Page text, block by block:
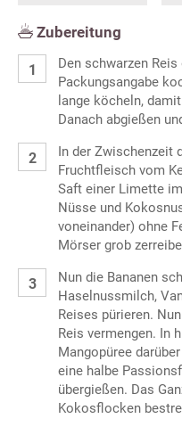
Zubereitung
Den schwarzen
Packungsangabe
lange köcheln,
Danach abgießen
In der Zwischenzeit
Fruchtfleisch vom
Saft einer Limette
Nüsse und
voneinander) ohne
Mörser grob
Nun die Bananen
Haselnussmilch,
Reises pürieren.
Reis vermengen. In
Mangopüree
eine halbe
übergießen. Das
Kokosflocken